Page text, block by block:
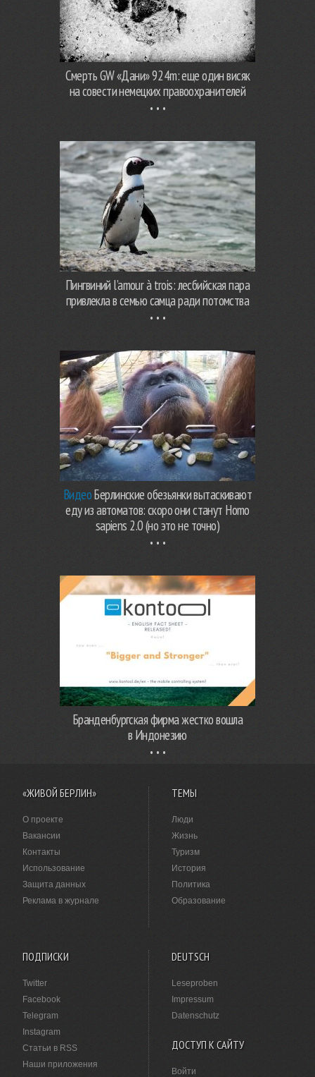
Смерть GW «Дани» 924m: еще один висяк
на совести немецких правоохранителей
Пингвиний l’amour à trois: лесбийская пара
привлекла в семью самца ради потомства
ВидеоБерлинские обезьянки вытаскивают
еду из автоматов: скоро они станут Homo
sapiens 2.0 (но это не точно)
Бранденбургская фирма жестко вошла
в Индонезию
«ЖИВОЙ БЕРЛИН»
О проекте
Вакансии
Контакты
Использование
Защита данных
Реклама в журнале
ТЕМЫ
Люди
Жизнь
Туризм
История
Политика
Образование
ПОДПИСКИ
Twitter
Facebook
Telegram
Instagram
Статьи в RSS
Наши приложения
DEUTSCH
Leseproben
Impressum
Datenschutz
ДОСТУП К САЙТУ
Войти